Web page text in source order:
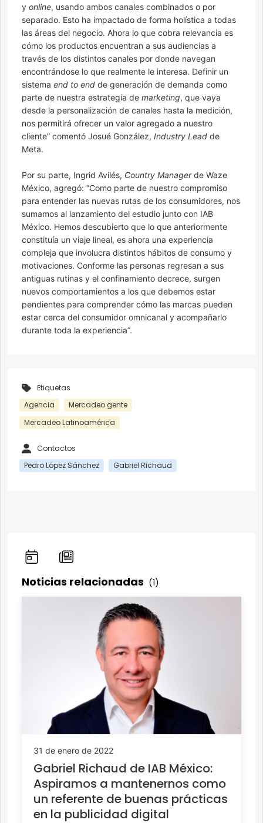
y online, usando ambos canales combinados o por
separado. Esto ha impactado de forma holística a todas
las áreas del negocio. Ahora lo que cobra relevancia es
cómo los productos encuentran a sus audiencias a
través de los distintos canales por donde navegan
encontrándose lo que realmente le interesa. Definir un
sistema end to end de generación de demanda como
parte de nuestra estrategia de marketing, que vaya
desde la personalización de canales hasta la medición,
nos permitirá ofrecer un valor agregado a nuestro
cliente” comentó Josué González, Industry Lead de
Meta.
Por su parte, Ingrid Avilés, Country Managerde Waze
México, agregó: “Como parte de nuestro compromiso
para entender las nuevas rutas de los consumidores, nos
sumamos al lanzamiento del estudio junto con IAB
México. Hemos descubierto que lo que anteriormente
constituía un viaje lineal, es ahora una experiencia
compleja que involucra distintos hábitos de consumo y
motivaciones. Conforme las personas regresan a sus
antiguas rutinas y el confinamiento decrece, surgen
nuevos comportamientos a los que debemos estar
pendientes para comprender cómo las marcas pueden
estar cerca del consumidor omnicanal y acompañarlo
durante toda la experiencia”.
Etiquetas
Agencia
Mercadeo gente
Mercadeo Latinoamérica
Contactos
Pedro López Sánchez
Gabriel Richaud
Noticias relacionadas (1)
31 de enero de 2022
Gabriel Richaud de IAB México:
Aspiramos a mantenernos como
un referente de buenas prácticas
en la publicidad digital